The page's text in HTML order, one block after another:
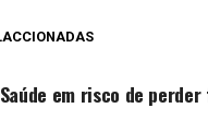
em risco de